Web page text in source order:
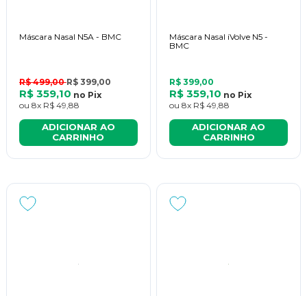
Máscara Nasal N5A - BMC
R$ 499,00R$ 399,00
R$ 359,10 no Pix
ou 8x R$ 49,88
ADICIONAR AO
CARRINHO
Máscara Nasal iVolve N5 -
BMC
R$ 399,00
R$ 359,10 no Pix
ou 8x R$ 49,88
ADICIONAR AO
CARRINHO